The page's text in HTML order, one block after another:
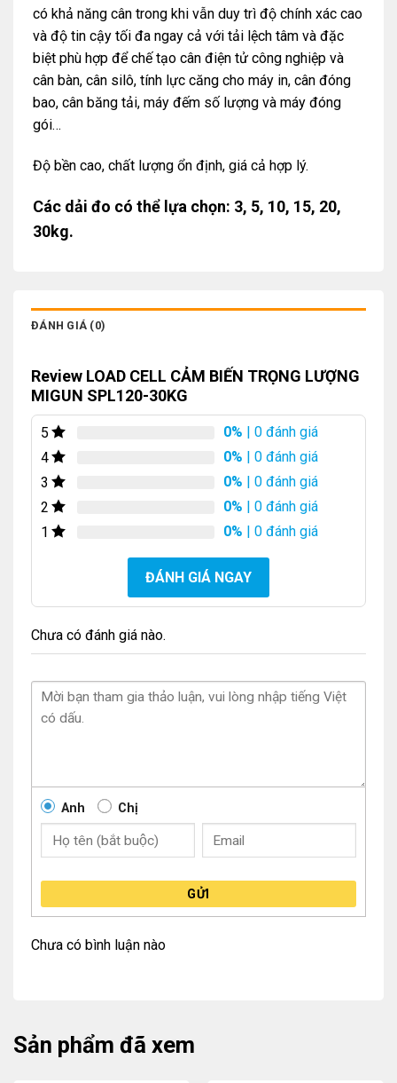
có khả năng cân trong khi vẫn duy trì độ chính xác cao
và độ tin cậy tối đa ngay cả với tải lệch tâm và đặc
biệt phù hợp để chế tạo cân điện tử công nghiệp và
cân bàn, cân silô, tính lực căng cho máy in, cân đóng
bao, cân băng tải, máy đếm số lượng và máy đóng
gói…
Độ bền cao, chất lượng ổn định, giá cả hợp lý.
Các dải đo có thể lựa chọn: 3, 5, 10, 15, 20,
30kg.
ĐÁNH GIÁ (0)
Review LOAD CELL CẢM BIẾN TRỌNG LƯỢNG
MIGUN SPL120-30KG
5 0% | 0 đánh giá
4
0% | 0 đánh giá
3
0% | 0 đánh giá
2
0% | 0 đánh giá
1
0% | 0 đánh giá
ĐÁNH GIÁ NGAY
Chưa có đánh giá nào.
Anh Chị
GỬI
Chưa có bình luận nào
Sản phẩm đã xem